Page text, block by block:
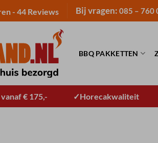
- 44 Reviews Bij vragen: 085 – 760
BBQ PAKKETTEN
€ 175,- Horecakwaliteit